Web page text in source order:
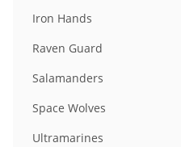
Iron Hands
Raven Guard
Salamanders
Space Wolves
Ultramarines